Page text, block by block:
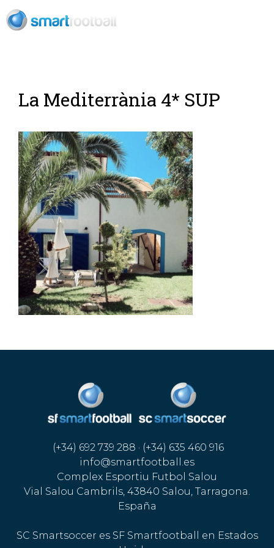
La Mediterrània 4* SUP
(+34) 692 739 288 · (+34) 635 460 916
info@smartfootball.es
Complex Esportiu Futbol Salou
Vial Salou Cambrils, 43840 Salou, Tarragona.
España
SC Smartsoccer es SF Smartfootball en Estados